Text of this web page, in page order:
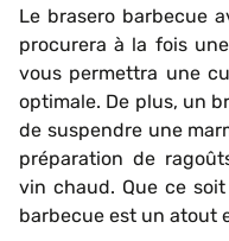
Le brasero barbecue
procurera à la fois
vous permettra une
optimale. De plus, un
de suspendre une
préparation de
vin chaud. Que ce
barbecue est un atout